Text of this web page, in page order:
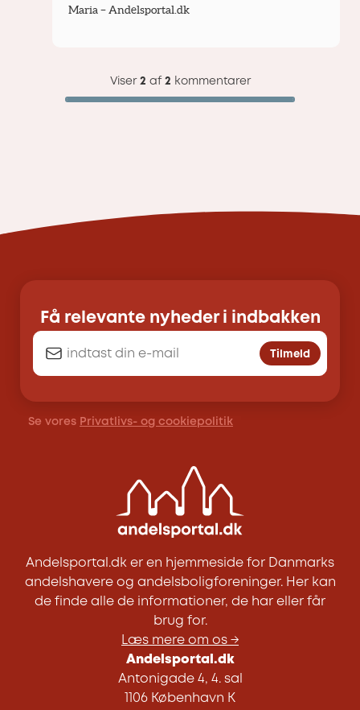
Maria – Andelsportal.dk
Viser 2 af 2 kommentarer
Få relevante nyheder i indbakken
Tilmeld
Se vores Privatlivs- og cookiepolitik
Andelsportal.dk er en hjemmeside for Danmarks
andelshavere og andelsboligforeninger. Her kan
de finde alle de informationer, de har eller får
brug for.
Læs mere om os →
Andelsportal.dk
Antonigade 4, 4. sal
1106 København K